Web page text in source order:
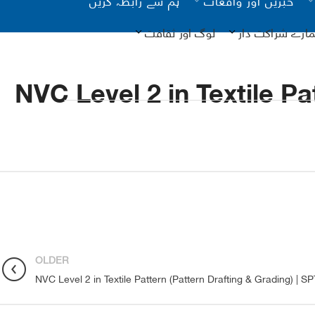
شراکت دار
یونیسیف
لوگ اور ثقافت
NVC Level 2 in Textile
OLDER
NVC Level 2 in Textile Pattern (Pattern Drafting & Grading) |